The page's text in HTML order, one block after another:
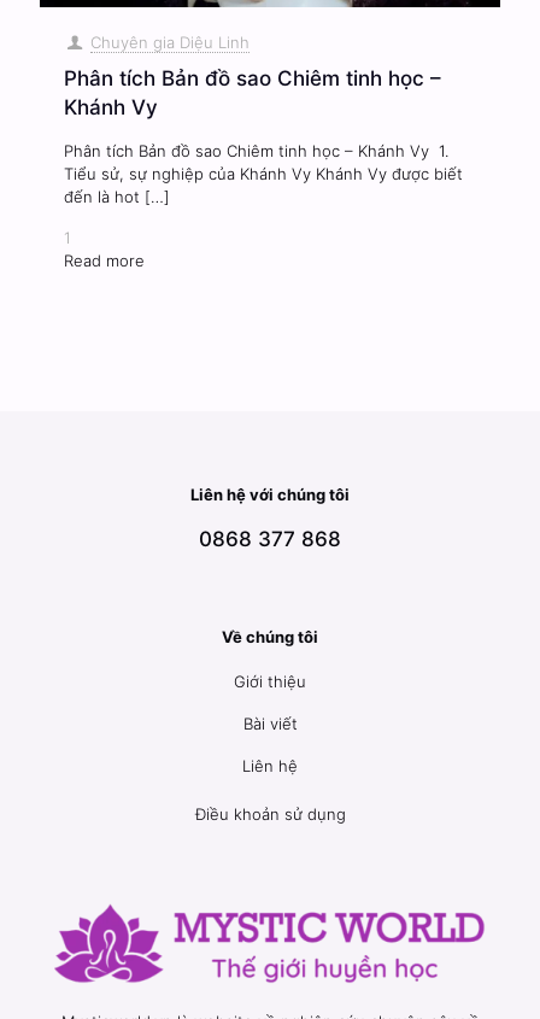
Chuyên gia Diệu Linh
Phân tích Bản đồ sao Chiêm tinh học –
Khánh Vy
Phân tích Bản đồ sao Chiêm tinh học – Khánh Vy 1.
Tiểu sử, sự nghiệp của Khánh Vy Khánh Vy được biết
đến là hot […]
1
Read more
Liên hệ với chúng tôi
0868 377 868
Về chúng tôi
Giới thiệu
Bài viết
Liên hệ
Điều khoản sử dụng